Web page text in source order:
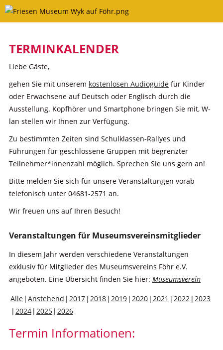
Skip
TERMINKALENDER
Liebe Gäste,
gehen Sie mit unserem kostenlosen Audioguidefür Kinder
oder Erwachsene auf Deutsch oder Englisch durch die
Ausstellung. Kopfhörer und Smartphone bringen Sie mit, W-
lan stellen wir Ihnen zur Verfügung.
Zu bestimmten Zeiten sind Schulklassen-Rallyes und
Führungen für geschlossene Gruppen mit begrenzter
Teilnehmer*innenzahl möglich. Sprechen Sie uns gern an!
Bitte melden Sie sich für unsere Veranstaltungen vorab
telefonisch unter 04681-2571 an.
Wir freuen uns auf Ihren Besuch!
Veranstaltungen für Museumsvereinsmitglieder
In diesem Jahr werden verschiedene Veranstaltungen
exklusiv für Mitglieder des Museumsvereins Föhr e.V.
angeboten. Eine Übersicht finden Sie hier: Museumsverein
Alle Anstehend 2017 2018 2019 2020 2021 2022
2023
2024 2025 2026
Termin Informationen: